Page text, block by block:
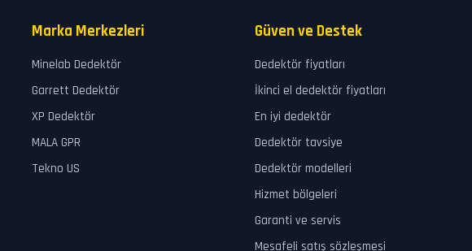
Marka Merkezleri
Minelab Dedektör
Garrett Dedektör
XP Dedektör
MALA GPR
Tekno US
Güven ve Destek
Dedektör fiyatları
İkinci el dedektör fiyatları
En iyi dedektör
Dedektör tavsiye
Dedektör modelleri
Hizmet bölgeleri
Garanti ve servis
Mesafeli satış sözleşmesi